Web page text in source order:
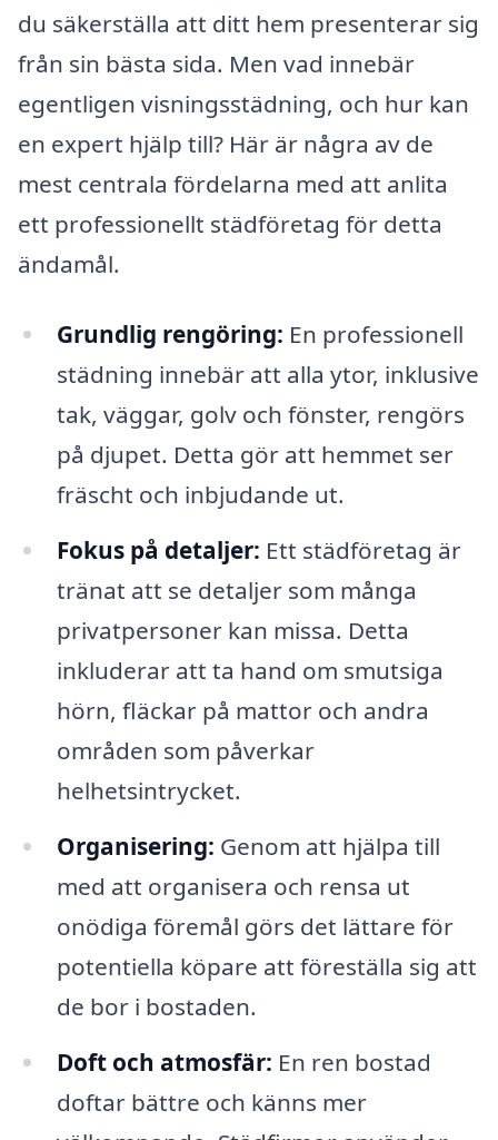
du säkerställa att ditt hem presenterar sig
från sin bästa sida. Men vad innebär
egentligen visningsstädning, och hur kan
en expert hjälp till? Här är några av de
mest centrala fördelarna med att anlita
ett professionellt städföretag för detta
ändamål.
Grundlig rengöring: En professionell
städning innebär att alla ytor, inklusive
tak, väggar, golv och fönster, rengörs
på djupet. Detta gör att hemmet ser
fräscht och inbjudande ut.
Fokus på detaljer: Ett städföretag är
tränat att se detaljer som många
privatpersoner kan missa. Detta
inkluderar att ta hand om smutsiga
hörn, fläckar på mattor och andra
områden som påverkar
helhetsintrycket.
Organisering: Genom att hjälpa till
med att organisera och rensa ut
onödiga föremål görs det lättare för
potentiella köpare att föreställa sig att
de bor i bostaden.
Doft och atmosfär: En ren bostad
doftar bättre och känns mer